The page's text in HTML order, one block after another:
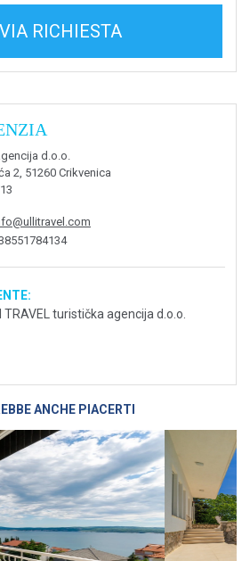
RICHIESTA
d.o.o.
2, 51260 Crikvenica
TRAVEL turistička agencija d.o.o.
ANCHE PIACERTI